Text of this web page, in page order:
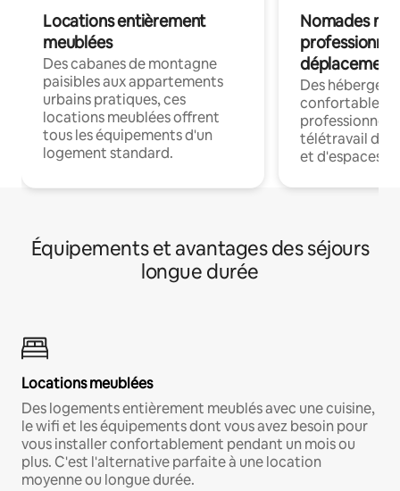
Locations entièrement
meublées
Des cabanes de montagne
paisibles aux appartements
urbains pratiques, ces
locations meublées offrent
tous les équipements d'un
logement standard.
Nomades
déplacement
Des
confortables
professionnels
télétravail
et d'espaces
Équipements et avantages des séjours
longue durée
Locations meublées
Des logements entièrement meublés avec une cuisine,
le wifi et les équipements dont vous avez besoin pour
vous installer confortablement pendant un mois ou
plus. C'est l'alternative parfaite à une location
moyenne ou longue durée.